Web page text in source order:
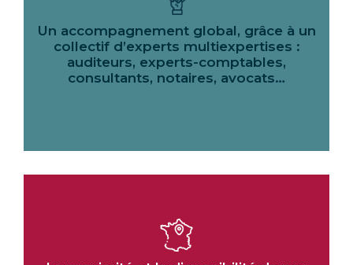
Un accompagnement global, grâce à un
collectif d’experts multiexpertises :
auditeurs, experts-comptables,
consultants, notaires, avocats…